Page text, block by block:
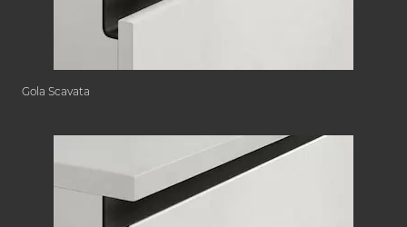
Gola Scavata